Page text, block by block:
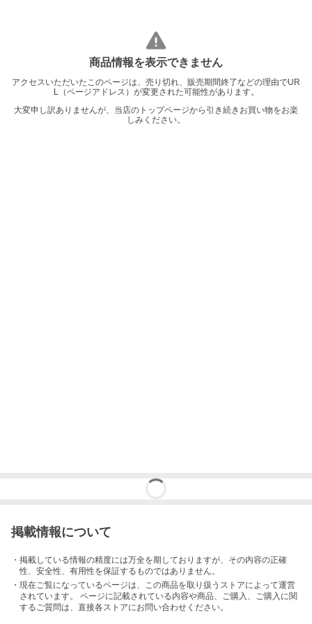
商品情報を表示できません
アクセスいただいたこのページは、売り切れ、販売期間終了などの理由でUR
L（ページアドレス）が変更された可能性があります。
大変申し訳ありませんが、当店のトップページから引き続きお買い物をお楽
しみください。
掲載情報について
・掲載している情報の精度には万全を期しておりますが、その内容の正確
性、安全性、有用性を保証するものではありません。
・現在ご覧になっているページは、この商品を取り扱うストアによって運営
されています。 ページに記載されている内容や商品、ご購入 、ご購入に関
するご質問は、直接各ストアにお問い合わせください。